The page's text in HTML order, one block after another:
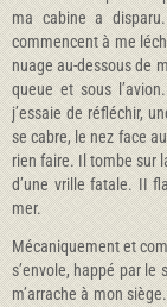
ma cabine a
commencent à me
nuage au-dessous de
queue et sous
j’essaie de réfléchir,
se cabre, le nez face
rien faire. Il tombe sur
d’une vrille fatale. II
mer.
Mécaniquement et
s’envole, happé par le
m’arrache à mon